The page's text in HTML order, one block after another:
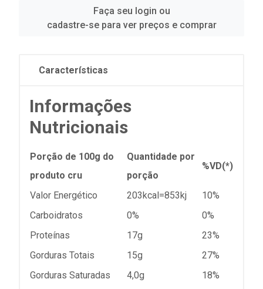
Faça seu login ou
cadastre-se para ver preços e comprar
Características
Informações
Nutricionais
Porção de 100g do
produto cru
Quantidade por
porção
%VD(*)
Valor Energético 203kcal=853kj
10%
Carboidratos
0%
0%
Proteínas
17g
23%
Gorduras Totais
15g
27%
Gorduras Saturadas
4,0g
18%